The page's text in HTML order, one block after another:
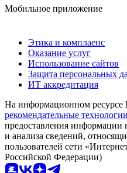
Мобильное приложение
Этика и комплаенс
Оказание услуг
Использование сайтов
Защита персональных
ИТ аккредитация
На информационном ресурсе
рекомендательные технологии
предоставления информации
и анализа сведений,
пользователей сети
Российской Федерации)